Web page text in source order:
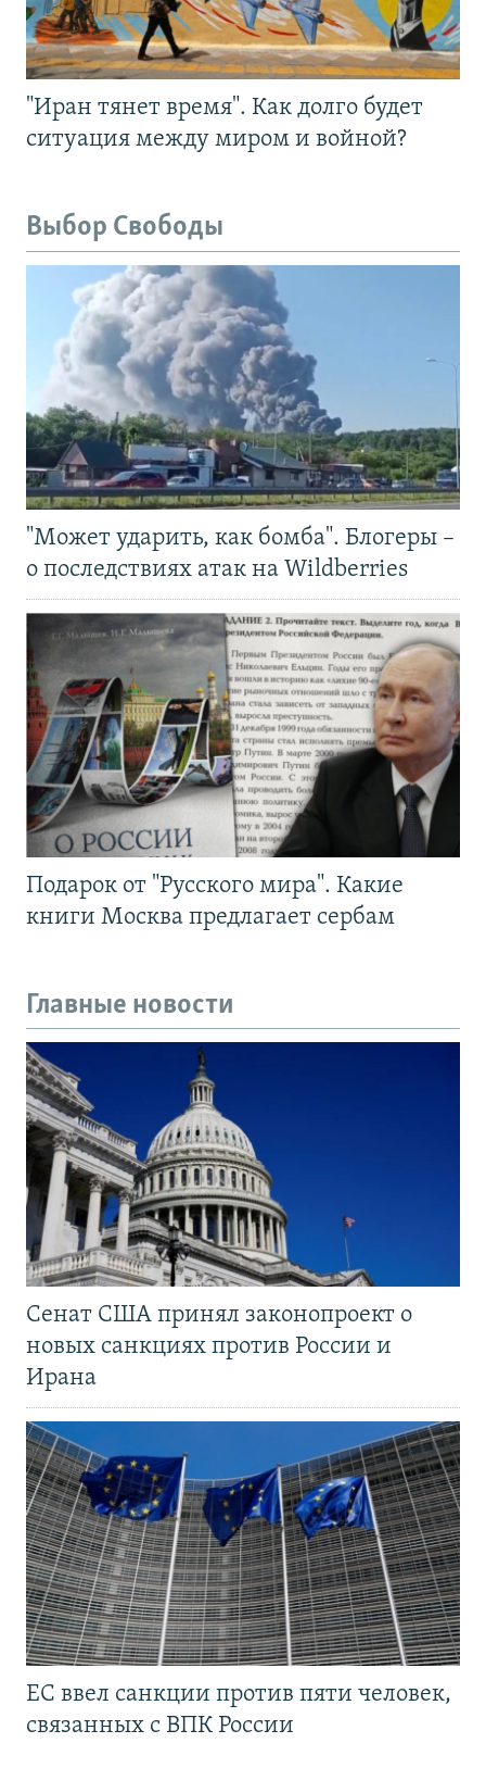
"Иран тянет время". Как долго будет
ситуация между миром и войной?
Выбор Свободы
"Может ударить, как бомба". Блогеры –
о последствиях атак на Wildberries
Подарок от "Русского мира". Какие
книги Москва предлагает сербам
Главные новости
Сенат США принял законопроект о
новых санкциях против России и
Ирана
ЕС ввел санкции против пяти человек,
связанных с ВПК России